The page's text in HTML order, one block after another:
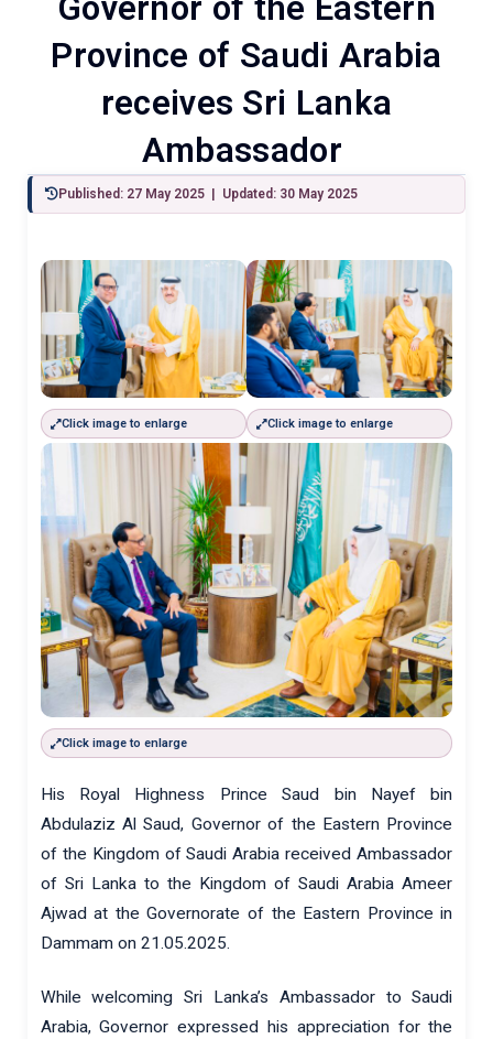
Province of Saudi Arabia
receives Sri Lanka
Ambassador
Published: 27 May 2025 | Updated: 30 May 2025
Click image to enlarge Click image to enlarge
Click image to enlarge
His Royal Highness Prince Saud bin Nayef bin
Abdulaziz Al Saud, Governor of the Eastern Province
of the Kingdom of Saudi Arabia received Ambassador
of Sri Lanka to the Kingdom of Saudi Arabia Ameer
Ajwad at the Governorate of the Eastern Province in
Dammam on 21.05.2025.
While welcoming Sri Lanka’s Ambassador to Saudi
Arabia, Governor expressed his appreciation for the